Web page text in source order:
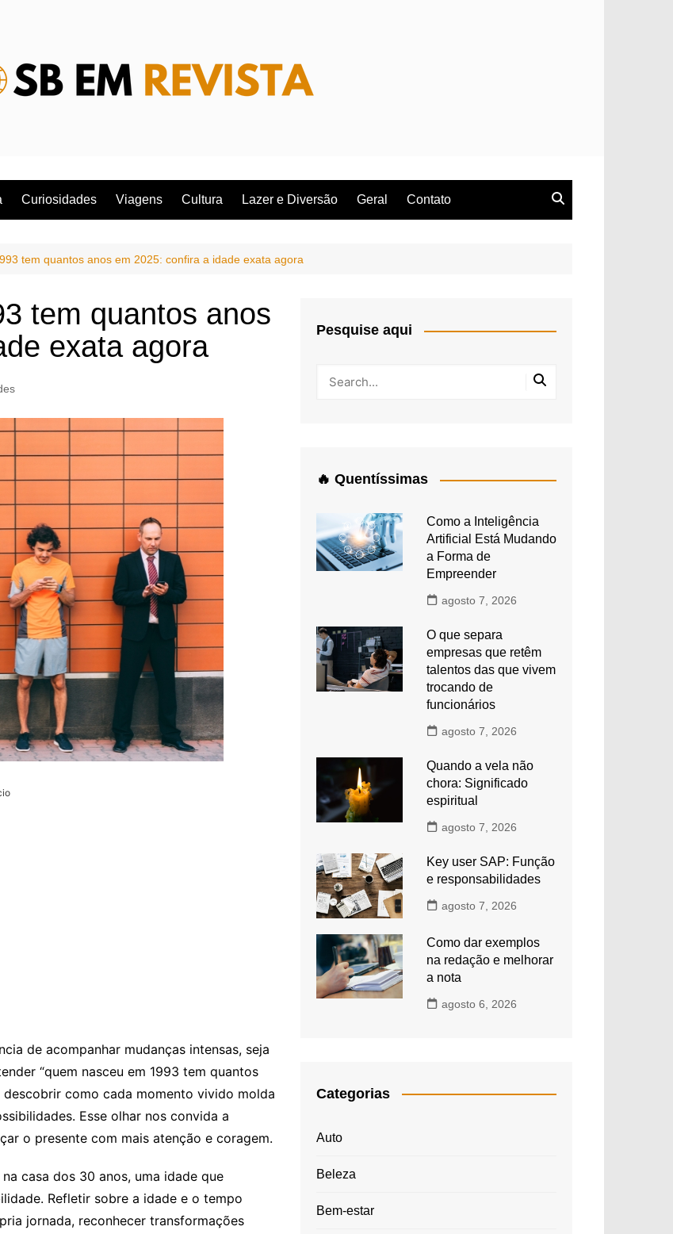
Curiosidades Viagens Cultura Lazer e Diversão Geral Contato
tem quantos anos em 2025: confira a idade exata agora
tem quantos anos
exata agora
de acompanhar mudanças intensas, seja
“quem nasceu em 1993 tem quantos
como cada momento vivido molda
Esse olhar nos convida a
o presente com mais atenção e coragem.
casa dos 30 anos, uma idade que
Refletir sobre a idade e o tempo
jornada, reconhecer transformações
Pesquise aqui
🔥 Quentíssimas
Como a Inteligência
Artificial Está Mudando
a Forma de
Empreender
agosto 7, 2026
O que separa
empresas que retêm
talentos das que vivem
trocando de
funcionários
agosto 7, 2026
Quando a vela não
chora: Significado
espiritual
agosto 7, 2026
Key user SAP: Função
e responsabilidades
agosto 7, 2026
Como dar exemplos
na redação e melhorar
a nota
agosto 6, 2026
Categorias
Auto
Beleza
Bem-estar